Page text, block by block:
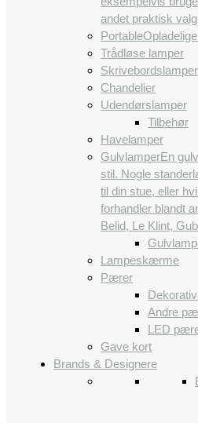
andet praktisk
Portable
Trådløse lamper
Skrivebordslamper
Chandelier
Udendørslamper
Tilbehør
Havelamper
GulvlamperEn
stil. Nogle
til din stue, eller
forhandler blandt
Belid, Le Klint,
Lampeskærme
Pærer
Andre
LED
Gave kort
Brands & Designere